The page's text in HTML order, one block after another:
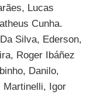
Lucas
Cunha.
Silva, Ederson,
Roger Ibáñez
Danilo,
Martinelli, Igor